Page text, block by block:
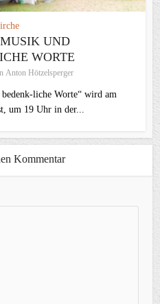
UND
WORTE
Anton Hötzelsperger
liche Worte“ wird am
um 19 Uhr in der...
Kommentar